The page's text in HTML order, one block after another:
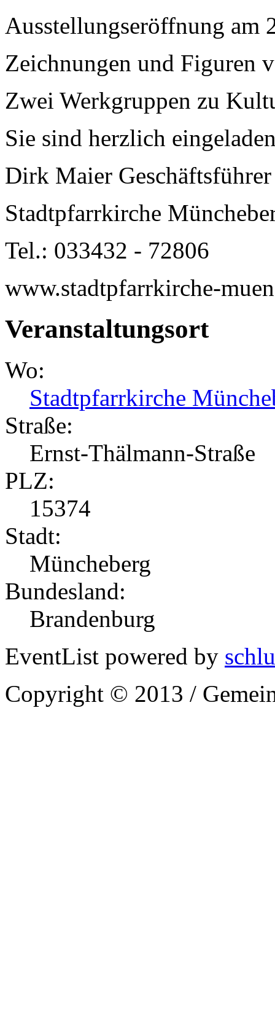
Ausstellungseröffnung am
Zeichnungen und Figuren
Zwei Werkgruppen zu
Sie sind herzlich
Dirk Maier Geschäftsführer
Stadtpfarrkirche
Tel.: 033432 - 72806
www.stadtpfarrkirche-
Veranstaltungsort
Wo:
Stadtpfarrkirche
Straße:
Ernst-Thälmann-Straße
PLZ:
15374
Stadt:
Müncheberg
Bundesland:
Brandenburg
EventList powered by
Copyright © 2013 /